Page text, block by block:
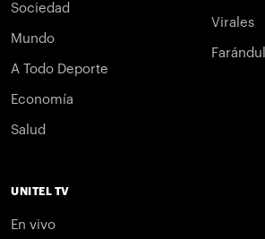
Sociedad
Mundo
A Todo Deporte
Economía
Salud
Virales
UNITEL TV
En vivo